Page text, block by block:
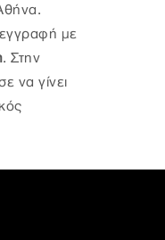
με
. Στην
να γίνει